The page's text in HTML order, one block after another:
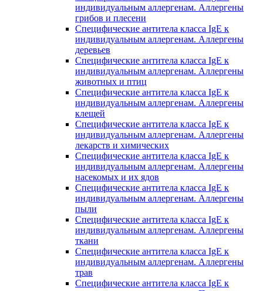
индивидуальным аллергенам. Аллергены
грибов и плесени
Специфические антитела класса IgE к
индивидуальным аллергенам. Аллергены
деревьев
Специфические антитела класса IgE к
индивидуальным аллергенам. Аллергены
животных и птиц
Специфические антитела класса IgE к
индивидуальным аллергенам. Аллергены
клещей
Специфические антитела класса IgE к
индивидуальным аллергенам. Аллергены
лекарств и химических
Специфические антитела класса IgE к
индивидуальным аллергенам. Аллергены
насекомых и их ядов
Специфические антитела класса IgE к
индивидуальным аллергенам. Аллергены
пыли
Специфические антитела класса IgE к
индивидуальным аллергенам. Аллергены
ткани
Специфические антитела класса IgE к
индивидуальным аллергенам. Аллергены
трав
Специфические антитела класса IgE к